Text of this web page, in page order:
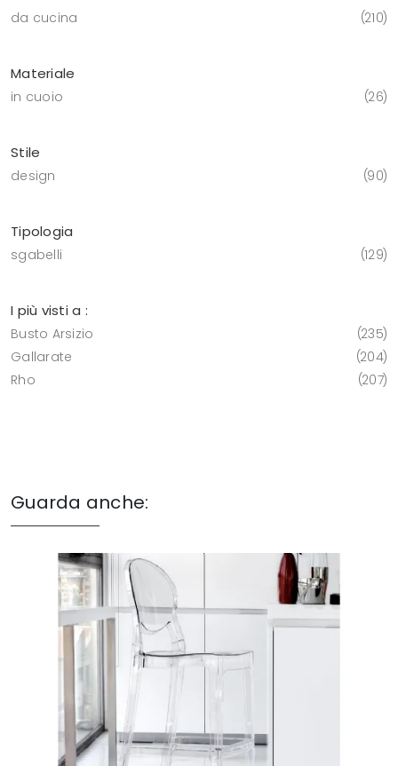
da cucina 210
Materiale
in cuoio 26
Stile
design 90
Tipologia
sgabelli 129
I più visti a :
Busto Arsizio
235
Gallarate
204
Rho
207
Guarda anche: